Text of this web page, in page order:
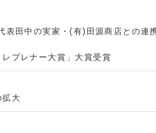
表田中の実家・(有)田源商店との連
プレナー大賞」大賞受賞
拡大